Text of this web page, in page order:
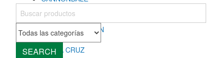
COLNAGO
MONDRAKER
ROCKY MOUNTAIN
CUBE
SANTA CRUZ
SEARCH